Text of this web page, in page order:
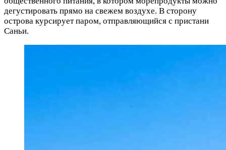
дегустировать прямо на свежем воздухе. В сторону
острова курсирует паром, отправляющийся с пристани
Саньи.